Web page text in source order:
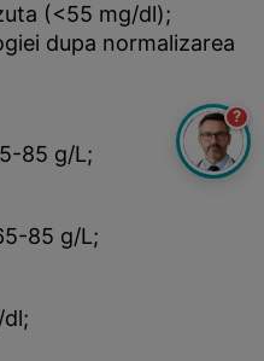
(<55 mg/dl);
dupa normalizarea
85 g/L;
85 g/L;
?